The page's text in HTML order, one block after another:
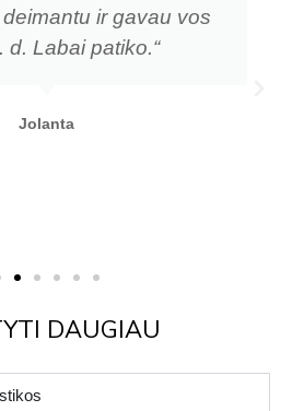
ir gavau vos
d. Labai patiko.“
Jolanta
DAUGIAU